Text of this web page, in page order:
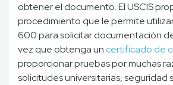
obtener el documento. El USCIS
procedimiento que le permite
600 para solicitar documentación
vez que obtenga un certificado de
proporcionar pruebas por muchas
solicitudes universitarias, seguridad